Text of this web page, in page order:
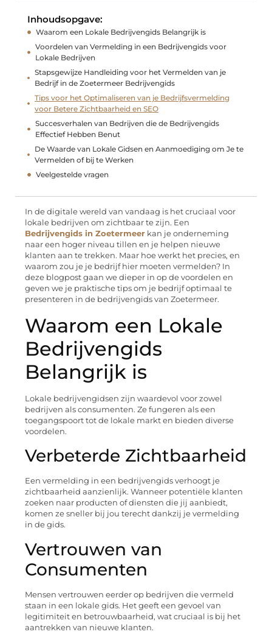
Inhoudsopgave:
Waarom een Lokale Bedrijvengids Belangrijk is
Voordelen van Vermelding in een Bedrijvengids voor
Lokale Bedrijven
Stapsgewijze Handleiding voor het Vermelden van je
Bedrijf in de Zoetermeer Bedrijvengids
Tips voor het Optimaliseren van je Bedrijfsvermelding
voor Betere Zichtbaarheid en SEO
Succesverhalen van Bedrijven die de Bedrijvengids
Effectief Hebben Benut
De Waarde van Lokale Gidsen en Aanmoediging om Je te
Vermelden of bij te Werken
Veelgestelde vragen
In de digitale wereld van vandaag is het cruciaal voor
lokale bedrijven om zichtbaar te zijn. Een
Bedrijvengids in Zoetermeer kan je onderneming
naar een hoger niveau tillen en je helpen nieuwe
klanten aan te trekken. Maar hoe werkt het precies, en
waarom zou je je bedrijf hier moeten vermelden? In
deze blogpost gaan we dieper in op de voordelen en
geven we je praktische tips om je bedrijf optimaal te
presenteren in de bedrijvengids van Zoetermeer.
Waarom een Lokale
Bedrijvengids
Belangrijk is
Lokale bedrijvengidsen zijn waardevol voor zowel
bedrijven als consumenten. Ze fungeren als een
toegangspoort tot de lokale markt en bieden diverse
voordelen.
Verbeterde Zichtbaarheid
Een vermelding in een bedrijvengids verhoogt je
zichtbaarheid aanzienlijk. Wanneer potentiële klanten
zoeken naar producten of diensten die jij aanbiedt,
komen ze sneller bij jou terecht dankzij je vermelding
in de gids.
Vertrouwen van
Consumenten
Mensen vertrouwen eerder op bedrijven die vermeld
staan in een lokale gids. Het geeft een gevoel van
legitimiteit en betrouwbaarheid, wat cruciaal is bij het
aantrekken van nieuwe klanten.